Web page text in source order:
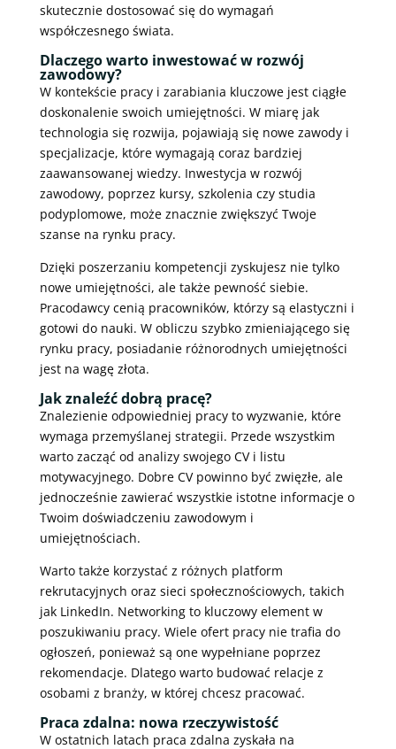
skutecznie dostosować się do wymagań
współczesnego świata.
Dlaczego warto inwestować w rozwój
zawodowy?
W kontekście pracy i zarabiania kluczowe jest ciągłe
doskonalenie swoich umiejętności. W miarę jak
technologia się rozwija, pojawiają się nowe zawody i
specjalizacje, które wymagają coraz bardziej
zaawansowanej wiedzy. Inwestycja w rozwój
zawodowy, poprzez kursy, szkolenia czy studia
podyplomowe, może znacznie zwiększyć Twoje
szanse na rynku pracy.
Dzięki poszerzaniu kompetencji zyskujesz nie tylko
nowe umiejętności, ale także pewność siebie.
Pracodawcy cenią pracowników, którzy są elastyczni i
gotowi do nauki. W obliczu szybko zmieniającego się
rynku pracy, posiadanie różnorodnych umiejętności
jest na wagę złota.
Jak znaleźć dobrą pracę?
Znalezienie odpowiedniej pracy to wyzwanie, które
wymaga przemyślanej strategii. Przede wszystkim
warto zacząć od analizy swojego CV i listu
motywacyjnego. Dobre CV powinno być zwięzłe, ale
jednocześnie zawierać wszystkie istotne informacje o
Twoim doświadczeniu zawodowym i
umiejętnościach.
Warto także korzystać z różnych platform
rekrutacyjnych oraz sieci społecznościowych, takich
jak LinkedIn. Networking to kluczowy element w
poszukiwaniu pracy. Wiele ofert pracy nie trafia do
ogłoszeń, ponieważ są one wypełniane poprzez
rekomendacje. Dlatego warto budować relacje z
osobami z branży, w której chcesz pracować.
Praca zdalna: nowa rzeczywistość
W ostatnich latach praca zdalna zyskała na